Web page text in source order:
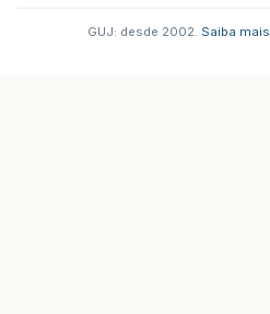
GUJ: desde 2002. Saiba mais